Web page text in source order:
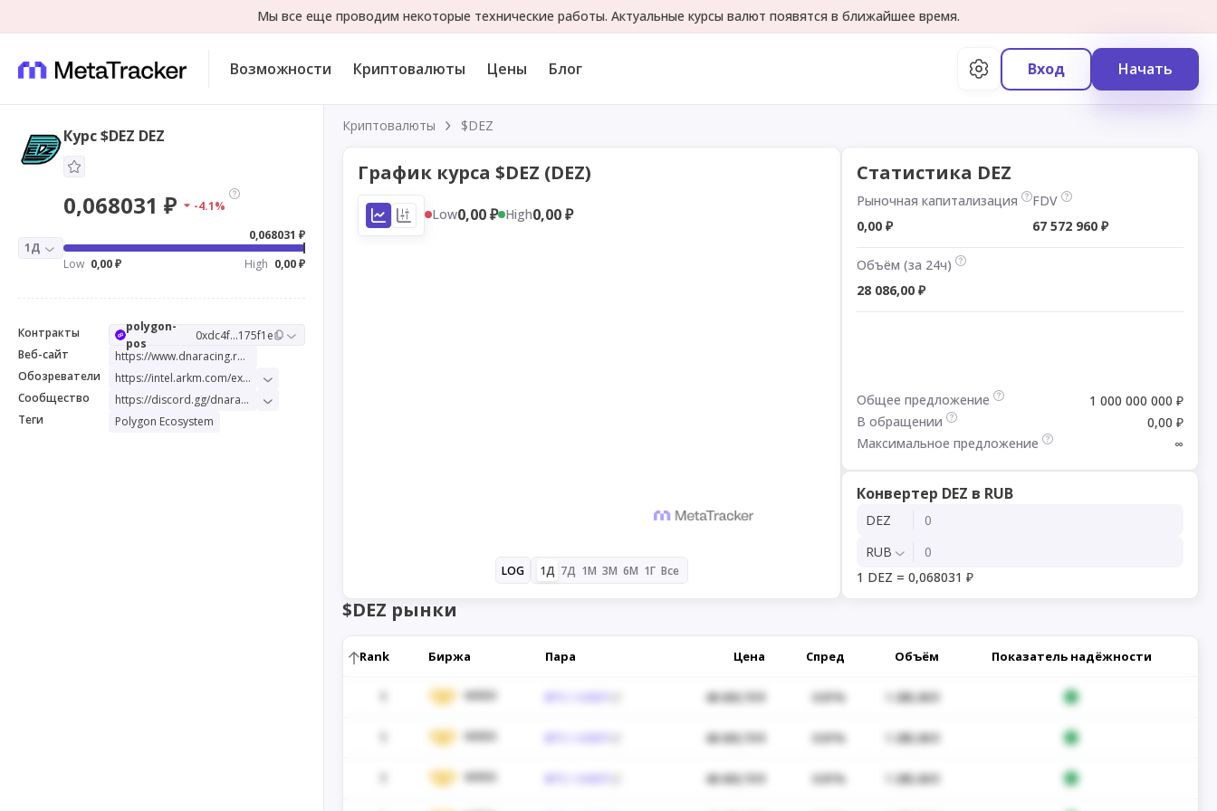
Мы все еще проводим некоторые технические работы. Актуальные курсы валют появятся в ближайшее время.
Возможности Криптовалюты Цены Блог Вход Начать
Курс $DEZ DEZ
0,068031 ₽ -4.1%
1Д
0,068031 ₽
Low 0,00 ₽ High 0,00 ₽
Контракты
polygon-
pos
0xdc4f...175f1e
Веб-сайт
https://www.dnaracing.run/
Обозреватели
https://intel.arkm.com/explorer/token/dez
Сообщество
https://discord.gg/dnaracing
Теги
Polygon Ecosystem
Криптовалюты $DEZ
График курса $DEZ (DEZ)
Low0,00 ₽ High0,00 ₽
LOG 1Д 7Д 1М 3М 6М 1Г Все
Статистика DEZ
Рыночная капитализация
0,00 ₽
FDV
67 572 960 ₽
Объём (за 24ч)
28 086,00 ₽
Общее предложение
1 000 000 000 ₽
В обращении
0,00 ₽
Максимальное предложение
∞
Конвертер DEZ в RUB
DEZ
RUB
1 DEZ = 0,068031 ₽
$DEZ рынки
Rank Биржа Пара Цена Спред Объём Показатель надёжности
WEEX 48 430,70 $ 0.01% 1 285,06 $
WEEX 48 430,70 $ 0.01% 1 285,06 $
WEEX 48 430,70 $ 0.01% 1 285,06 $